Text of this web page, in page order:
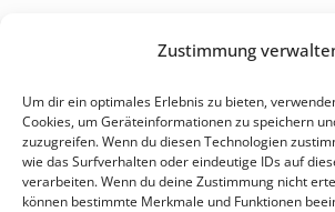
Zustimmung
Um dir ein optimales Erlebnis zu bieten,
Cookies, um Geräteinformationen zu speichern
zuzugreifen. Wenn du diesen Technologien
wie das Surfverhalten oder eindeutige IDs auf
verarbeiten. Wenn du deine Zustimmung nicht
können bestimmte Merkmale und Funktionen
Behandlungsfelder
Karriere